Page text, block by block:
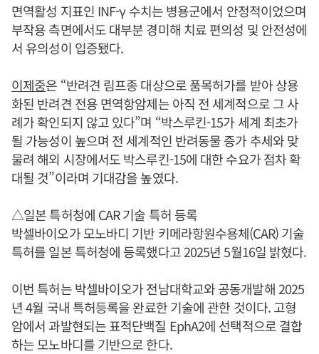
면역활성 지표인 INF-γ 수치는 병용군에서 안정적이었으며
부작용 측면에서도 대부분 경미해 치료 편의성 및 안전성에
서 유의성이 입증됐다.
이제중은 “반려견 림프종 대상으로 품목허가를 받아 상용
화된 반려견 전용 면역항암제는 아직 전 세계적으로 그 사
례가 확인되지 않고 있다”며 “박스루킨-15가 세계 최초가
될 가능성이 높으며 전 세계적인 반려동물 증가 추세와 맞
물려 해외 시장에서도 박스루킨-15에 대한 수요가 점차 확
대될 것”이라며 기대감을 높였다.
△일본 특허청에 CAR 기술 특허 등록
박셀바이오가 모노바디 기반 키메라항원수용체(CAR) 기술
특허를 일본 특허청에 등록했다고 2025년 5월16일 밝혔다.
이번 특허는 박셀바이오가 전남대학교와 공동개발해 2025
년 4월 국내 특허등록을 완료한 기술에 관한 것이다. 고형
암에서 과발현되는 표적단백질 EphA2에 선택적으로 결합
하는 모노바디를 기반으로 한다.